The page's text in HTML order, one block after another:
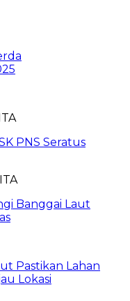
PNS Seratus
Banggai Laut
Pastikan Lahan
Lokasi